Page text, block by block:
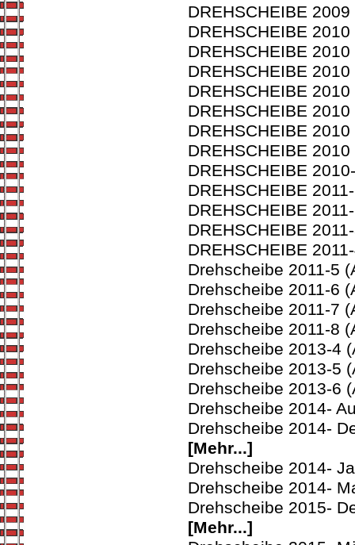
DREHSCHEIBE
DREHSCHEIBE
DREHSCHEIBE
DREHSCHEIBE
DREHSCHEIBE
DREHSCHEIBE
DREHSCHEIBE
DREHSCHEIBE
DREHSCHEIBE
DREHSCHEIBE
DREHSCHEIBE
DREHSCHEIBE
DREHSCHEIBE
Drehscheibe 2011-5
Drehscheibe 2011-6
Drehscheibe 2011-7
Drehscheibe 2011-8
Drehscheibe 2013-4
Drehscheibe 2013-5
Drehscheibe 2013-6
Drehscheibe 2014-
Drehscheibe 2014-
[Mehr...]
Drehscheibe 2014-
Drehscheibe 2014-
Drehscheibe 2015-
[Mehr...]